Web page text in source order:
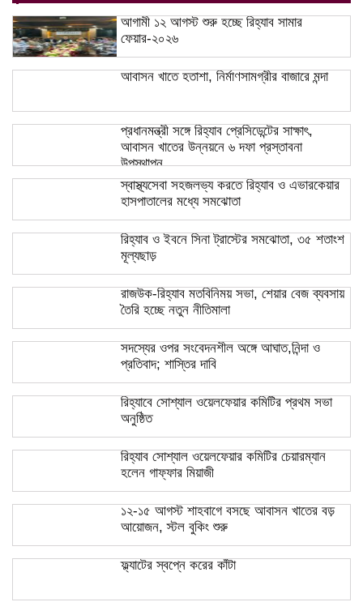
আগামী ১২ আগস্ট শুরু হচ্ছে রিহ্যাব সামার
ফেয়ার-২০২৬
আবাসন খাতে হতাশা, নির্মাণসামগ্রীর বাজারে মন্দা
প্রধানমন্ত্রী সঙ্গে রিহ্যাব প্রেসিডেন্টের সাক্ষাৎ,
আবাসন খাতের উন্নয়নে ৬ দফা প্রস্তাবনা
উপস্থাপন
স্বাস্থ্যসেবা সহজলভ্য করতে রিহ্যাব ও এভারকেয়ার
হাসপাতালের মধ্যে সমঝোতা
রিহ্যাব ও ইবনে সিনা ট্রাস্টের সমঝোতা, ৩৫ শতাংশ
মূল্যছাড়
রাজউক-রিহ্যাব মতবিনিময় সভা, শেয়ার বেজ ব্যবসায়
তৈরি হচ্ছে নতুন নীতিমালা
সদস্যের ওপর সংবেদনশীল অঙ্গে আঘাত,নিন্দা ও
প্রতিবাদ; শাস্তির দাবি
রিহ্যাবে সোশ্যাল ওয়েলফেয়ার কমিটির প্রথম সভা
অনুষ্ঠিত
রিহ্যাব সোশ্যাল ওয়েলফেয়ার কমিটির চেয়ারম্যান
হলেন গাফ্ফার মিয়াজী
১২-১৫ আগস্ট শাহবাগে বসছে আবাসন খাতের বড়
আয়োজন, স্টল বুকিং শুরু
ফ্ল্যাটের স্বপ্নে করের কাঁটা